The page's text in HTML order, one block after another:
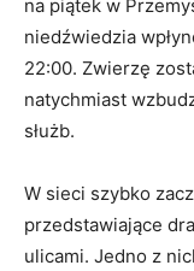
na piątek w
niedźwiedzia
22:00. Zwierzę
natychmiast
służb.
W sieci szybko
przedstawiające
ulicami. Jedno z